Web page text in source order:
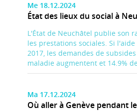
Me 18.12.2024
État des lieux du social à
L'État de Neuchâtel publie son
les prestations sociales. Si
2017, les demandes de
maladie augmentent et 14.9%
Ma 17.12.2024
Où aller à Genève pendant